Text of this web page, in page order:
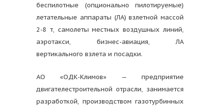
беспилотные (опционально пилотируемые)
летательные аппараты (ЛА) взлетной массой
2-8 т, самолеты местных воздушных линий,
аэротакси, бизнес-авиация, ЛА
вертикального взлета и посадки.
АО «ОДК-Климов» — предприятие
двигателестроительной отрасли, занимается
разработкой, производством газотурбинных